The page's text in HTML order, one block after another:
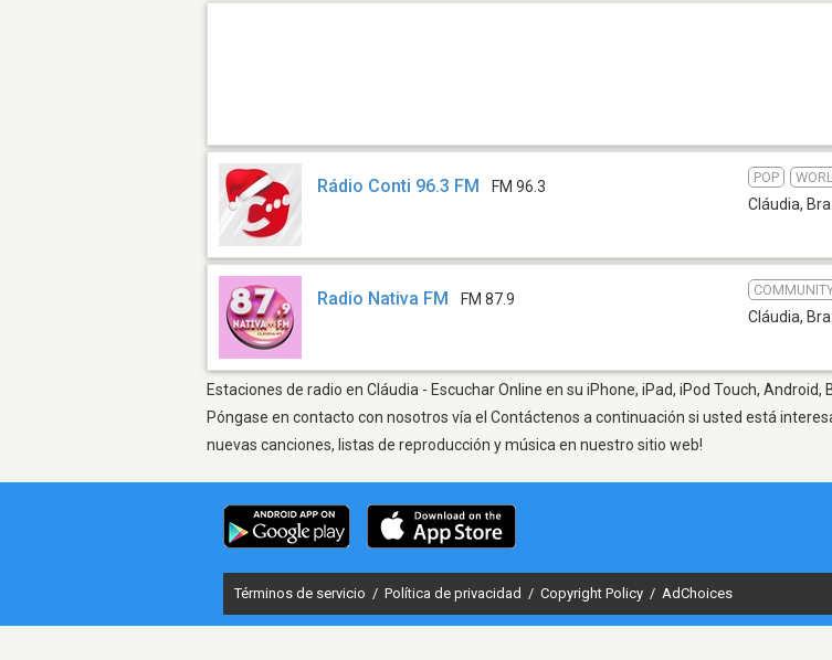
Rádio Conti 96.3 FM FM 96.3
POP
Cláudia,
Radio Nativa FM FM 87.9
Cláudia,
Estaciones de radio en Cláudia - Escuchar Online en su iPhone, iPad, iPod Touch,
Póngase en contacto con nosotros vía el Contáctenos a continuación si usted está
nuevas canciones, listas de reproducción y música en nuestro sitio web!
Términos de servicio / Política de privacidad / Copyright Policy / AdChoices